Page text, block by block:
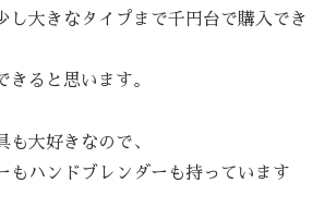
し大きなタイプまで千円台で購入でき
きると思います。
も大好きなので、
もハンドブレンダーも持っています